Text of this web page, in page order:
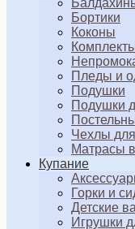
Бортики
Коконы
Пледы и
Подушки
Подушки
Чехлы
Матрасы
Купание
Горки и
Детские
Игрушки